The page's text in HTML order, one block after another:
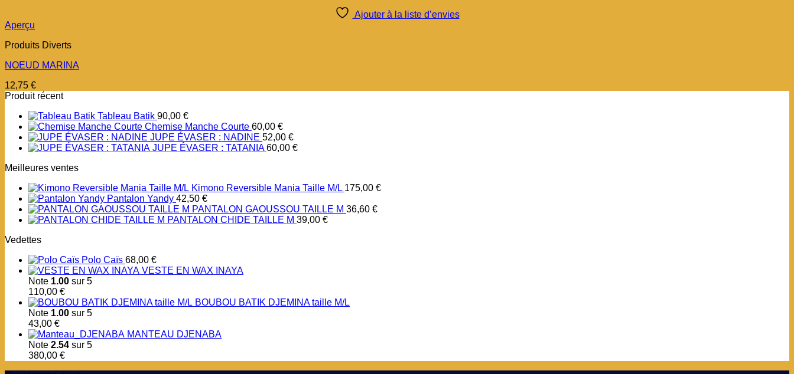
Ajouter à la liste d’envies
Aperçu
Produits Diverts
NOEUD MARINA
12,75 €
Produit récent
Tableau Batik 90,00 €
Chemise Manche Courte 60,00 €
JUPE ÉVASER : NADINE 52,00 €
JUPE ÉVASER : TATANIA 60,00 €
Meilleures ventes
Kimono Reversible Mania Taille M/L 175,00 €
Pantalon Yandy 42,50 €
PANTALON GAOUSSOU TAILLE M 36,60 €
PANTALON CHIDE TAILLE M 39,00 €
Vedettes
Polo Caïs 68,00 €
VESTE EN WAX INAYA
Note 1.00 sur 5
110,00 €
BOUBOU BATIK DJEMINA taille M/L
Note 1.00 sur 5
43,00 €
MANTEAU DJENABA
Note 2.54 sur 5
380,00 €